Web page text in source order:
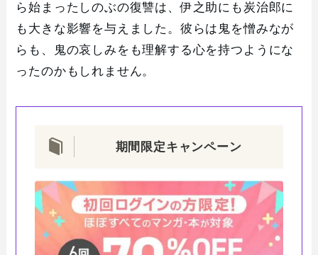
ら始まったしのぶの復讐は、伊之助にも炭治郎に
も大きな影響を与えました。彼らは鬼を憎みなが
らも、鬼の哀しみをも理解する心を持つようにな
ったのかもしれません。
期間限定キャンペーン